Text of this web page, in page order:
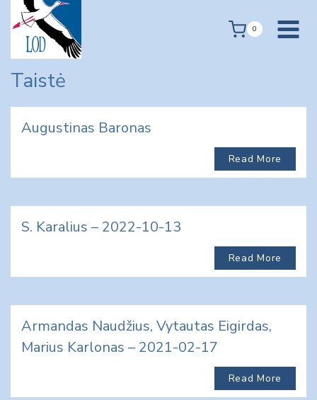
content
0
Taistė
Augustinas Baronas
Read More
S. Karalius – 2022-10-13
Read More
Armandas Naudžius, Vytautas Eigirdas,
Marius Karlonas – 2021-02-17
Read More